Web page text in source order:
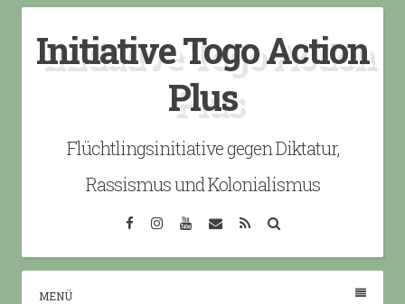
content
Initiative Togo Action
Plus
Flüchtlingsinitiative gegen Diktatur,
Rassismus und Kolonialismus
FacebookInstagramYouTube
EmailRSS
MENÜ